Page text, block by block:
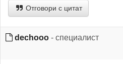
Отговори с цитат
dechoоо - специалист